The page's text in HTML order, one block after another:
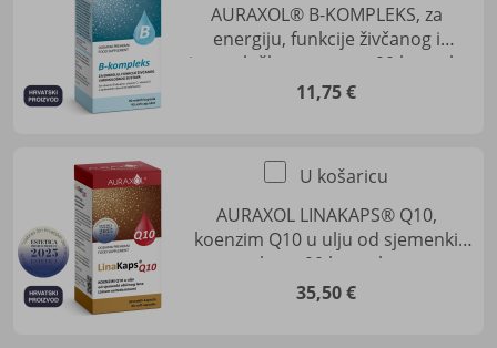
AURAXOL® B-KOMPLEKS, za
energiju, funkcije živčanog i
imunološkog sustava, 90 kapsula
11,75 €
AURAXOL LINAKAPS® Q10,
koenzim Q10 u ulju od sjemenki
lana, 90 kapsula
35,50 €
U košaricu